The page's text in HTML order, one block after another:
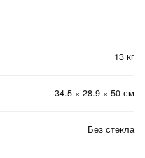
13 кг
34.5 × 28.9 × 50 см
Без стекла